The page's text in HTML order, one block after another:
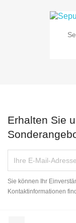
Erhalten Sie
Sie können Ihr
Kontaktinformationen